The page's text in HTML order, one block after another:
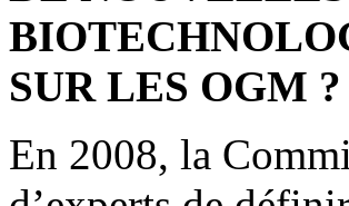
SUR LES OGM ?
En 2008, la